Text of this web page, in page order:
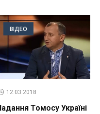
ВІДЕО
12.03.2018
Томосу Україні